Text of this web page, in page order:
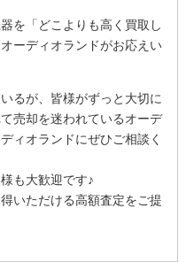
を「どこよりも高く買取し
ーディオランドがお応えい
るが、皆様がずっと大切に
売却を迷われているオーデ
ィオランドにぜひご相談く
も大歓迎です♪
いただける高額査定をご提